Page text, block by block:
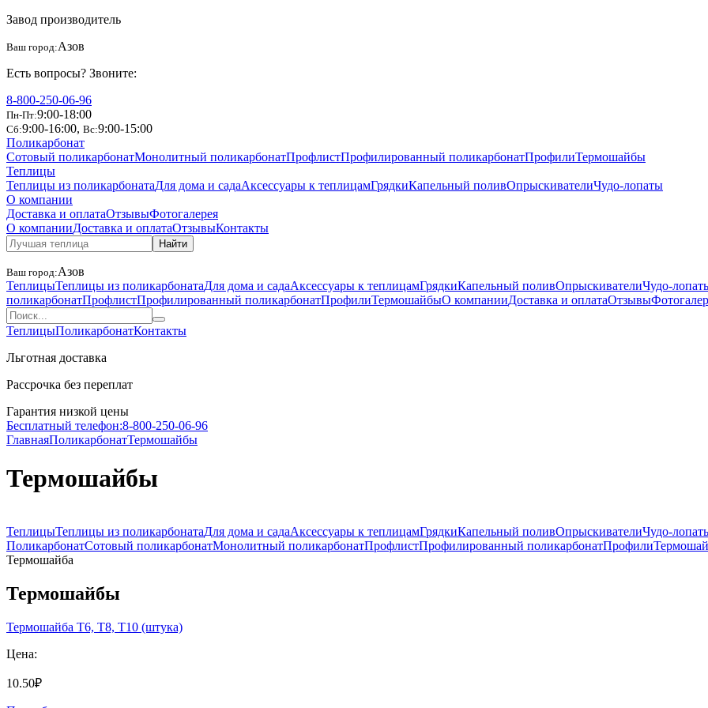
Завод производитель
Ваш город:Азов
Есть вопросы? Звоните:
8-800-250-06-96
Пн-Пт:9:00-18:00
Сб:9:00-16:00, Вс:9:00-15:00
Поликарбонат
Сотовый поликарбонатМонолитный поликарбонатПрофлистПрофилированный поликарбонатПрофилиТермошайбы
Теплицы
Теплицы из поликарбонатаДля дома и садаАксессуары к теплицамГрядкиКапельный поливОпрыскивателиЧудо-лопаты
О компании
Доставка и оплатаОтзывыФотогалерея
О компанииДоставка и оплатаОтзывыКонтакты
Найти
Ваш город:Азов
ТеплицыТеплицы из поликарбонатаДля дома и садаАксессуары к теплицамГрядкиКапельный поливОпрыскивателиЧудо-
поликарбонатПрофлистПрофилированный поликарбонатПрофилиТермошайбыО компанииДоставка и оплатаОтзывы
ТеплицыПоликарбонатКонтакты
Льготная доставка
Рассрочка без переплат
Гарантия низкой цены
Бесплатный телефон:8-800-250-06-96
ГлавнаяПоликарбонатТермошайбы
Термошайбы
ТеплицыТеплицы из поликарбонатаДля дома и садаАксессуары к теплицамГрядкиКапельный поливОпрыскивателиЧудо-
ПоликарбонатСотовый поликарбонатМонолитный поликарбонатПрофлистПрофилированный поликарбонатПрофили
Термошайба
Термошайбы
Термошайба Т6, Т8, Т10 (штука)
Цена:
10.50₽